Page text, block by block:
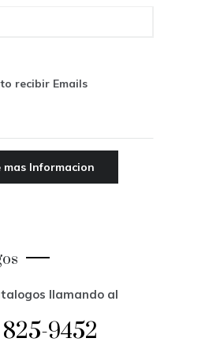
recibir Emails
llamando al
9452